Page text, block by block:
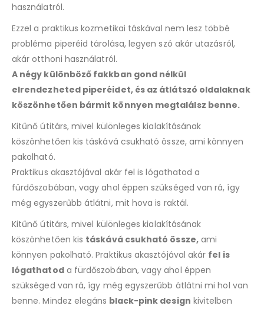
használatról.
Ezzel a praktikus kozmetikai táskával nem lesz többé
probléma piperéid tárolása, legyen szó akár utazásról,
akár otthoni használatról.
A négy különböző fakkban gond nélkül
elrendezheted piperéidet, és az átlátszó oldalaknak
köszönhetően bármit könnyen megtalálsz benne.
Kitűnő útitárs, mivel különleges kialakításának
köszönhetően kis táskává csukható össze, ami könnyen
pakolható.
Praktikus akasztójával akár fel is lógathatod a
fürdőszobában, vagy ahol éppen szükséged van rá, így
még egyszerűbb átlátni, mit hova is raktál.
Kitűnő útitárs, mivel különleges kialakításának
köszönhetően kis táskává csukható össze,ami
könnyen pakolható. Praktikus akasztójával akár fel is
lógathatoda fürdőszobában, vagy ahol éppen
szükséged van rá, így még egyszerűbb átlátni mi hol van
benne. Mindez elegáns black-pink design kivitelben